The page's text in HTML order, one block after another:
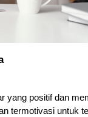
yang positif dan
termotivasi untuk